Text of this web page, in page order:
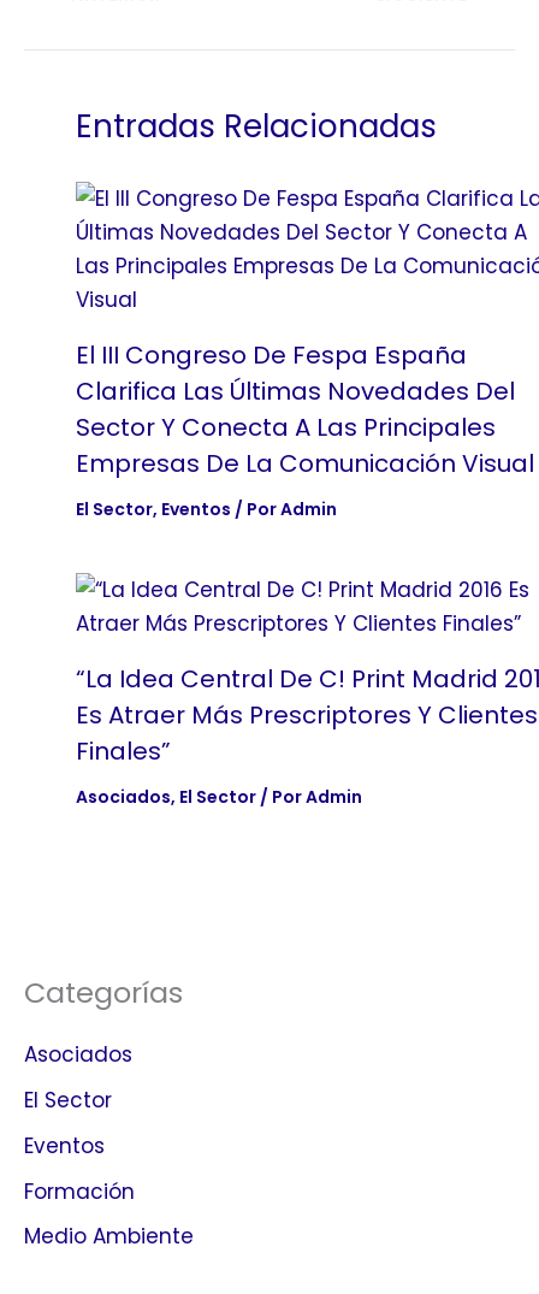
Entradas Relacionadas
El III Congreso De Fespa España
Clarifica Las Últimas Novedades Del
Sector Y Conecta A Las Principales
Empresas De La Comunicación Visual
El Sector, Eventos / PorAdmin
“La Idea Central De C! Print Madrid
Es Atraer Más Prescriptores Y Clientes
Finales”
Asociados, El Sector/ PorAdmin
Categorías
Asociados
El Sector
Eventos
Formación
Medio Ambiente